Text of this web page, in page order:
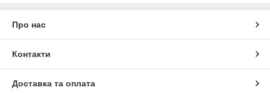
Про нас
Контакти
Доставка та оплата